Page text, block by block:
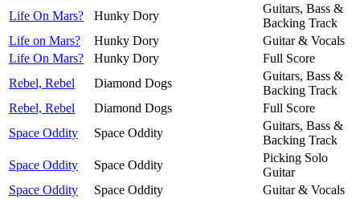
Life On Mars?
Hunky Dory
Guitars, Bass &
Backing Track
Life on Mars?
Hunky Dory
Guitar & Vocals
Life On Mars?
Hunky Dory
Full Score
Rebel, Rebel
Diamond Dogs
Guitars, Bass &
Backing Track
Rebel, Rebel
Diamond Dogs
Full Score
Space Oddity
Space Oddity
Guitars, Bass &
Backing Track
Space Oddity
Space Oddity
Picking Solo
Guitar
Space Oddity
Space Oddity
Guitar & Vocals